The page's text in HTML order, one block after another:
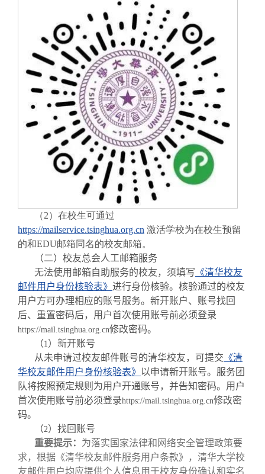
（2）在校生可通过
https://mailservice.tsinghua.org.cn 激活学校为在校生预留
的和EDU邮箱同名的校友邮箱。
（二） 校友总会人工邮箱服务
无法使用邮箱自助服务的校友，须填写 《清华校友
邮件用户身份核验表》 进行身份核验。核验通过的校友
用户方可办理相应的账号服务。新开账户、账号找回
后、重置密码后，用户首次使用账号前必须登录
https://mail.tsinghua.org.cn修改密码。
（1）新开账号
从未申请过校友邮件账号的清华校友，可提交 《清
华校友邮件用户身份核验表》 以申请新开账号。服务团
队将按照预定规则为用户开通账号，并告知密码。用户
首次使用账号前必须登录https://mail.tsinghua.org.cn修改密
码。
（2）找回账号
重要提示： 为落实国家法律和网络安全管理政策要
求，根据《清华校友邮件服务用户条款》，清华大学校
友邮件用户均应提供个人信息用于校友身份确认和实名